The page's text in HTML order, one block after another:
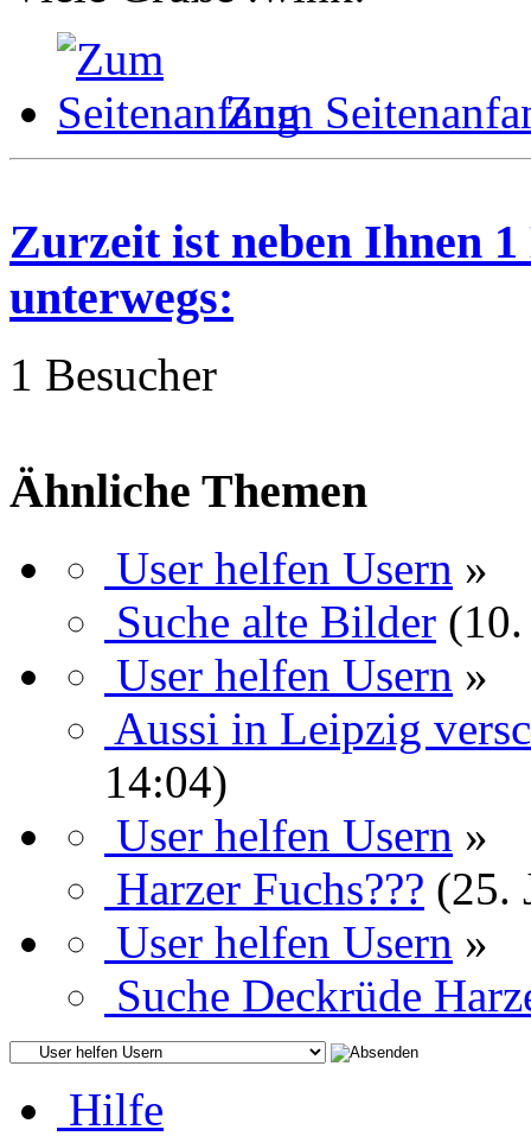
Zum
Zurzeit ist neben Ihnen
unterwegs:
1 Besucher
Ähnliche Themen
User helfen Usern »
Suche alte Bilder
User helfen Usern »
Aussi in Leipzig
14:04)
User helfen Usern »
Harzer Fuchs??? (25.
User helfen Usern »
Suche Deckrüde
Hilfe